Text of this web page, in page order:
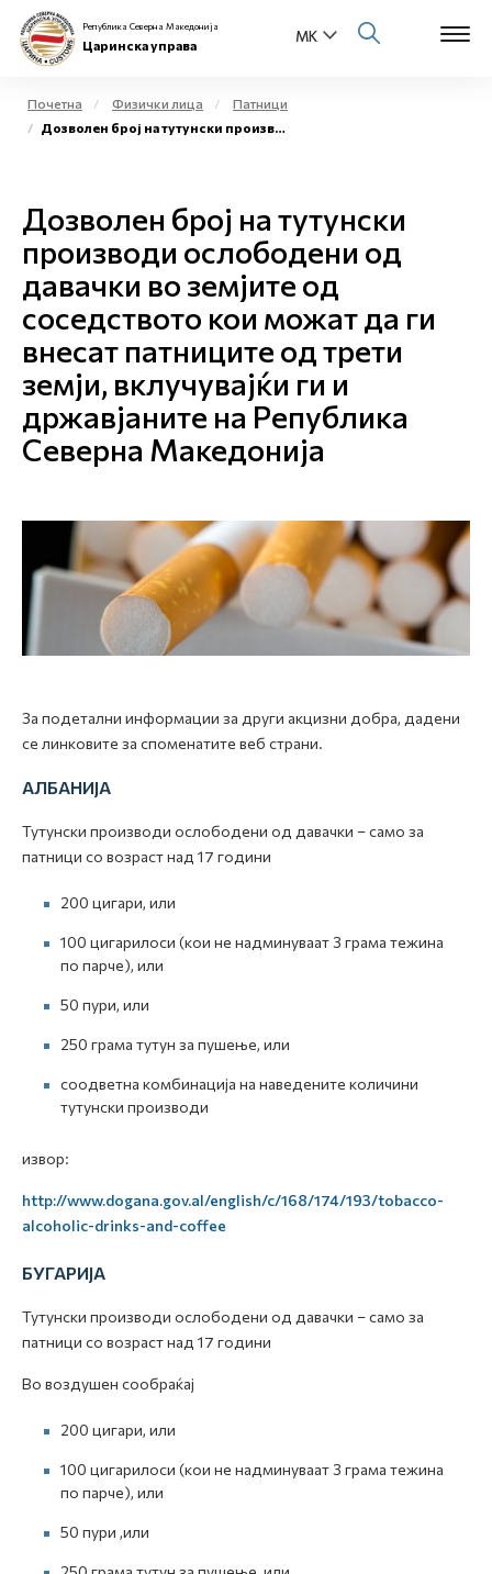
Физички лица
Бизнис заедница
Е-Царина
Медиа центар
Контакт
Република Северна Македонија
Царинска управа
Почетна Физички лица
Патници
Дозволен број на тутунски производи ослободени од давачки во земјите од соседството
Дозволен број на тутунски
производи ослободени од
давачки во земјите од
соседството кои можат да ги
внесат патниците од трети
земји, вклучувајќи ги и
државјаните на Република
Северна Македонија
За подетални информации за други акцизни добра, дадени
се линковите за споменатите веб страни.
АЛБАНИЈА
Тутунски производи ослободени од давачки – само за
патници со возраст над 17 години
200 цигари, или
100 цигарилоси (кои не надминуваат 3 грама тежина
по парче), или
50 пури, или
250 грама тутун за пушење, или
соодветна комбинација на наведените количини
тутунски производи
извор:
http://www.dogana.gov.al/english/c/168/174/193/tobacco-
alcoholic-drinks-and-coffee
БУГАРИЈА
Тутунски производи ослободени од давачки – само за
патници со возраст над 17 години
Во воздушен сообраќај
200 цигари, или
100 цигарилоси (кои не надминуваат 3 грама тежина
по парче), или
50 пури ,или